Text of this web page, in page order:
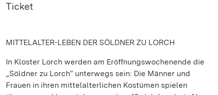
Ticket
MITTELALTER-LEBEN DER SÖLDNER ZU LORCH
In Kloster Lorch werden am Eröffnungswochenende die
„Söldner zu Lorch“ unterwegs sein: Die Männer und
Frauen in ihren mittelalterlichen Kostümen spielen